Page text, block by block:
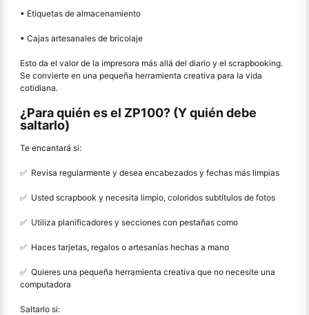
• Etiquetas de almacenamiento
• Cajas artesanales de bricolaje
Esto da el valor de la impresora más allá del diario y el scrapbooking.
Se convierte en una pequeña herramienta creativa para la vida
cotidiana.
¿Para quién es el ZP100? (Y quién debe
saltarlo)
Te encantará si:
✅ ️ Revisa regularmente y desea encabezados y fechas más limpias
✅ ️ Usted scrapbook y necesita limpio, coloridos subtítulos de fotos
✅ ️ Utiliza planificadores y secciones con pestañas como
✅ ️ Haces tarjetas, regalos o artesanías hechas a mano
✅ ️ Quieres una pequeña herramienta creativa que no necesite una
computadora
Saltarlo si: